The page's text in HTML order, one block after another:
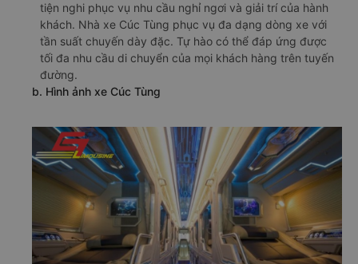
tiện nghi phục vụ nhu cầu nghỉ ngơi và giải trí của hành
khách. Nhà xe Cúc Tùng phục vụ đa dạng dòng xe với
tần suất chuyến dày đặc. Tự hào có thể đáp ứng được
tối đa nhu cầu di chuyển của mọi khách hàng trên tuyến
đường.
b. Hình ảnh xe Cúc Tùng